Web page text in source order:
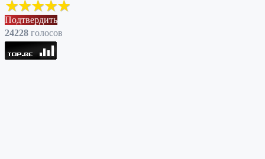
Подтвердить
24228 голоcов